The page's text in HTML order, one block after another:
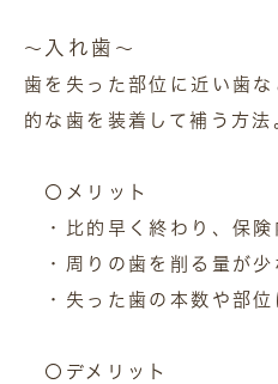
～ 入れ歯 ～
歯を失った部位に近い歯
的な歯を装着して補う方法
〇メリット
・比的早く終わり、保険
・周りの歯を削る量が少
・失った歯の本数や部位
〇デメリット